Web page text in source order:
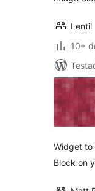
Lentil
10+
Widget to
Block on